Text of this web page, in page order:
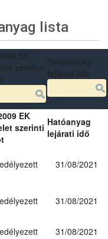
lista
EK
szerinti Hatóanyag
lejárati idő
31/08/2021
31/08/2021
31/08/2021